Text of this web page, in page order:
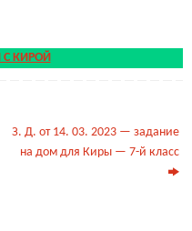
КИРОЙ
З. Д. от 14. 03. 2023 — задание
на дом для Киры — 7-й класс